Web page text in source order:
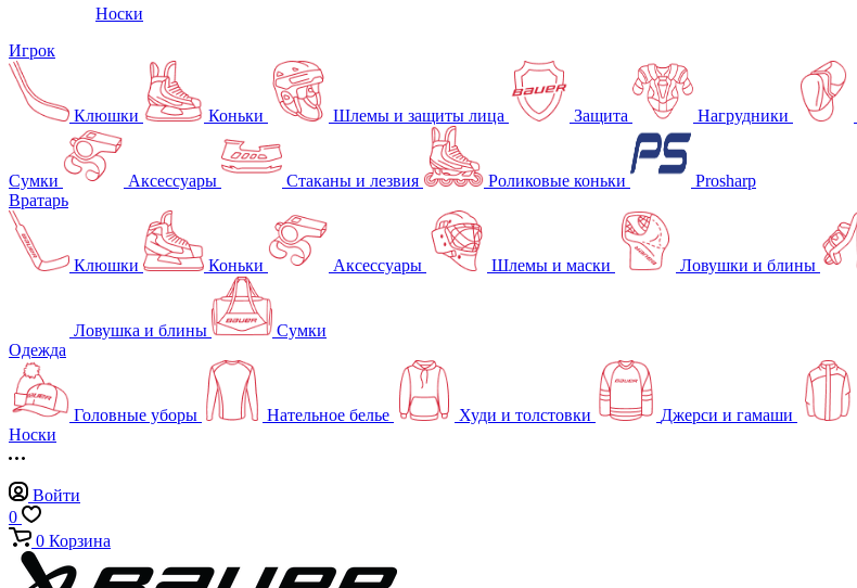
Носки
Игрок
Клюшки Коньки Шлемы и защиты лица Защита Нагрудники
Сумки Аксессуары Стаканы и лезвия Роликовые коньки
Prosharp
Вратарь
Клюшки Коньки Аксессуары Шлемы и маски Ловушки и блины
Ловушка и блины
Сумки
Одежда
Головные уборы Нательное белье Худи и толстовки Джерси и гамаши
Носки
Войти
0
0 Корзина